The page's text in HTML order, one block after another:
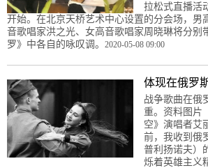
拉松式直播活
开始。在北京天桥艺术中心设置的分会场，男
音歌唱家洪之光、女高音歌唱家周晓琳将分别
罗》中各自的咏叹调。 2020-05-08 09:00
体现在俄罗
战争歌曲在俄
重。资料图
空》演唱者
前，我收到俄
普利扬诺夫）
烁着英雄主义